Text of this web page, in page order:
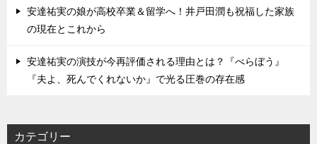
安達祐実の娘が高校卒業＆留学へ！井戸田潤も祝福した家族
の現在とこれから
安達祐実の演技が今再評価される理由とは？『べらぼう』
『夫よ、死んでくれないか』で光る圧巻の存在感
カテゴリー